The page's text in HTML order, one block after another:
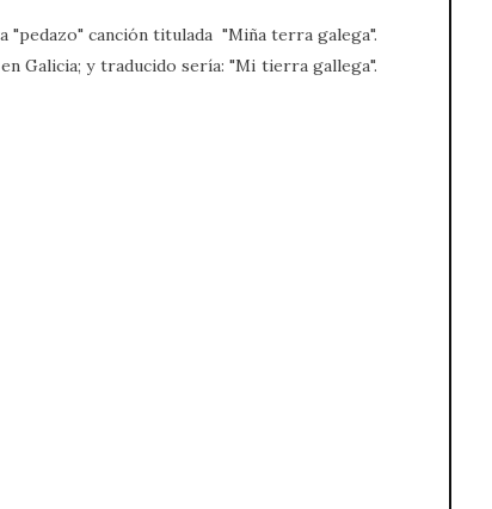
"pedazo" canción titulada "Miña terra galega".
Galicia; y traducido sería: "Mi tierra gallega".